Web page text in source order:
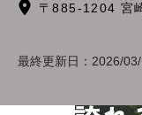
〒885-1204 宮
最終更新日： 2026/